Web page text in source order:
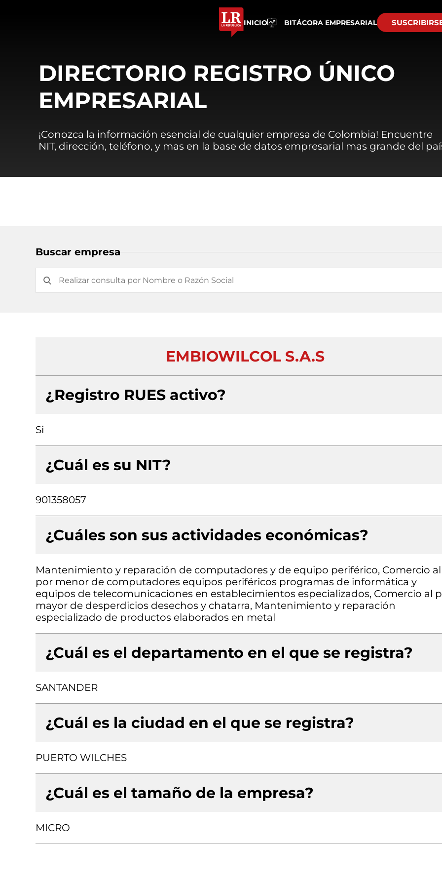
INICIO BITÁCORA EMPRESARIAL
DIRECTORIO REGISTRO ÚNICO
EMPRESARIAL
¡Conozca la información esencial de cualquier empresa de Colombia! Encuentre
NIT, dirección, teléfono, y mas en la base de datos empresarial mas grande del
Buscar empresa
EMBIOWILCOL S.A.S
¿Registro RUES activo?
Si
¿Cuál es su NIT?
901358057
¿Cuáles son sus actividades económicas?
Mantenimiento y reparación de computadores y de equipo periférico, Comercio al
por menor de computadores equipos periféricos programas de informática y
equipos de telecomunicaciones en establecimientos especializados, Comercio al
mayor de desperdicios desechos y chatarra, Mantenimiento y reparación
especializado de productos elaborados en metal
¿Cuál es el departamento en el que se registra?
SANTANDER
¿Cuál es la ciudad en el que se registra?
PUERTO WILCHES
¿Cuál es el tamaño de la empresa?
MICRO